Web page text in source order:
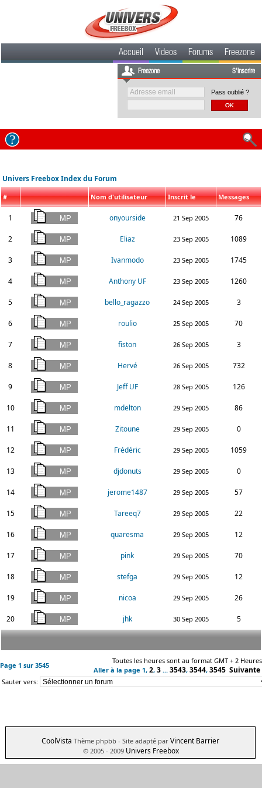
Accueil Videos Forums Freezone
Freezone S'inscrire
Pass oublié ?
Univers Freebox Index du Forum
# Nom d'utilisateur Inscrit le Messages
1 onyourside 21 Sep 2005 76
2 Eliaz 23 Sep 2005 1089
3 Ivanmodo 23 Sep 2005 1745
4 Anthony UF 23 Sep 2005 1260
5 bello_ragazzo 24 Sep 2005 3
6 roulio 25 Sep 2005 70
7 fiston 26 Sep 2005 3
8 Hervé 26 Sep 2005 732
9 Jeff UF 28 Sep 2005 126
10 mdelton 29 Sep 2005 86
11 Zitoune 29 Sep 2005 0
12 Frédéric 29 Sep 2005 1059
13 djdonuts 29 Sep 2005 0
14 jerome1487 29 Sep 2005 57
15 Tareeq7 29 Sep 2005 22
16 quaresma 29 Sep 2005 12
17 pink 29 Sep 2005 70
18 stefga 29 Sep 2005 12
19 nicoa 29 Sep 2005 26
20 jhk 30 Sep 2005 5
Page 1 sur 3545
Toutes les heures sont au format GMT + 2 Heures
Aller à la page 1, 2, 3 ... 3543, 3544, 3545 Suivante
Sauter vers:
CoolVista Thème phpbb - Site adapté par Vincent Barrier
© 2005 - 2009 Univers Freebox